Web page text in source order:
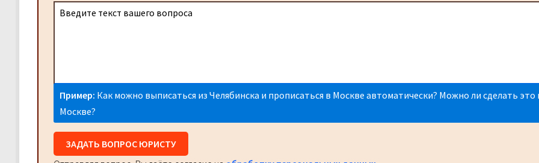
Пример: Как можно выписаться из Челябинска и прописаться в Москве автоматически? Можно ли сделать это
Москве?
ЗАДАТЬ ВОПРОС ЮРИСТУ